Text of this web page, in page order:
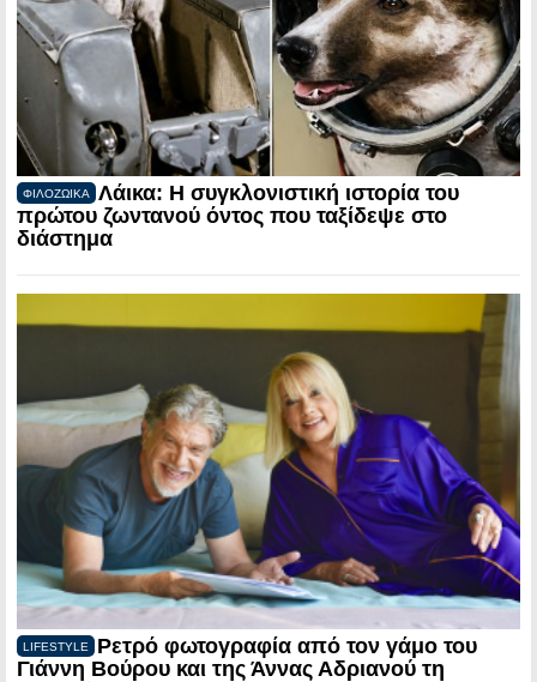
ΦΙΛΟΖΩΙΚΑ
Λάικα: Η συγκλονιστική ιστορία του
πρώτου ζωντανού όντος που ταξίδεψε στο
διάστημα
LIFESTYLE
Ρετρό φωτογραφία από τον γάμο του
Γιάννη Βούρου και της Άννας Αδριανού τη